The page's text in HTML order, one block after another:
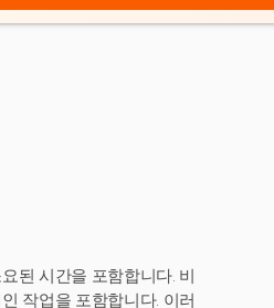
된 시간을 포함합니다. 비
작업을 포함합니다. 이러